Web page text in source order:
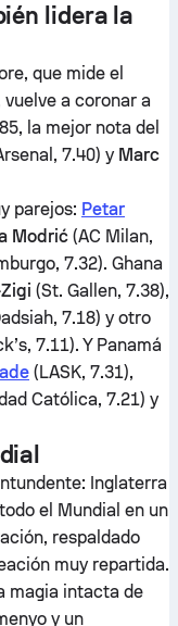
lidera la
que mide el
a coronar a
la mejor nota del
7.40) y Marc
parejos: Petar
Modrić (AC Milan,
7.32). Ghana
(St. Gallen, 7.38),
7.18) y otro
7.11). Y Panamá
(LASK, 7.31),
Católica, 7.21) y
Inglaterra
el Mundial en un
respaldado
muy repartida.
magia intacta de
y un